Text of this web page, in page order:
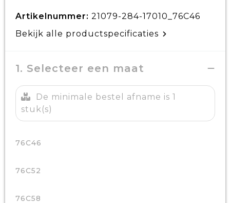
Artikelnummer: 21079-284-17010_76C46
Bekijk alle productspecificaties
1. Selecteer een maat
De minimale bestel afname is 1
stuk(s)
76C46
76C52
76C58